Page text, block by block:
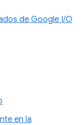
de Google I/O
en la